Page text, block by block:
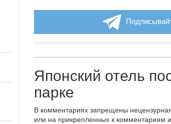
Японский отель
парке
В комментариях запрещены
или на прикрепленных к комментариям